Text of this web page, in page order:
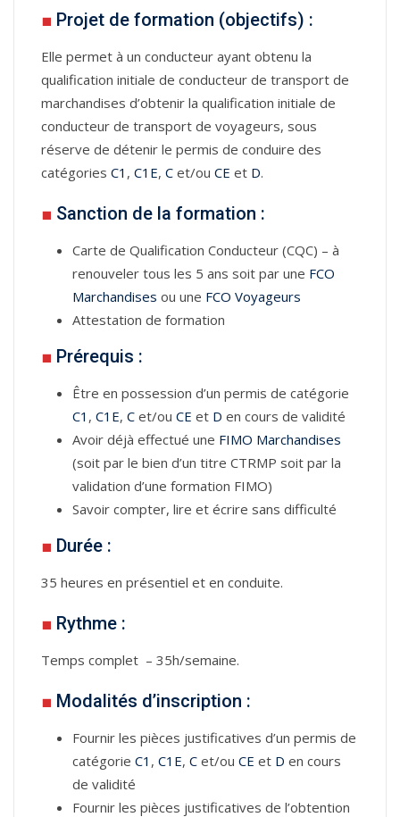
■ Projet de formation (objectifs) :
Elle permet à un conducteur ayant obtenu la
qualification initiale de conducteur de transport de
marchandises d’obtenir la qualification initiale de
conducteur de transport de voyageurs, sous
réserve de détenir le permis de conduire des
catégories C1 , C1E, C et/ou CE et D.
■ Sanction de la formation :
Carte de Qualification Conducteur (CQC) – à
renouveler tous les 5 ans soit par une FCO
Marchandises ou une FCO Voyageurs
Attestation de formation
■ Prérequis :
Être en possession d’un permis de catégorie
C1 , C1E, C et/ou CE et D en cours de validité
Avoir déjà effectué une FIMO Marchandises
(soit par le bien d’un titre CTRMP soit par la
validation d’une formation FIMO)
Savoir compter, lire et écrire sans difficulté
■ Durée :
35 heures en présentiel et en conduite.
■ Rythme :
Temps complet – 35h/semaine.
■ Modalités d’inscription :
Fournir les pièces justificatives d’un permis de
catégorie C1 , C1E, C et/ou CE et D en cours
de validité
Fournir les pièces justificatives de l’obtention